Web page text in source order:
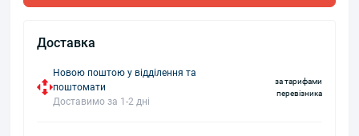
Доставка
Новою поштою у відділення та
поштомати
Доставимо за 1-2 дні
за тарифами
перевізника